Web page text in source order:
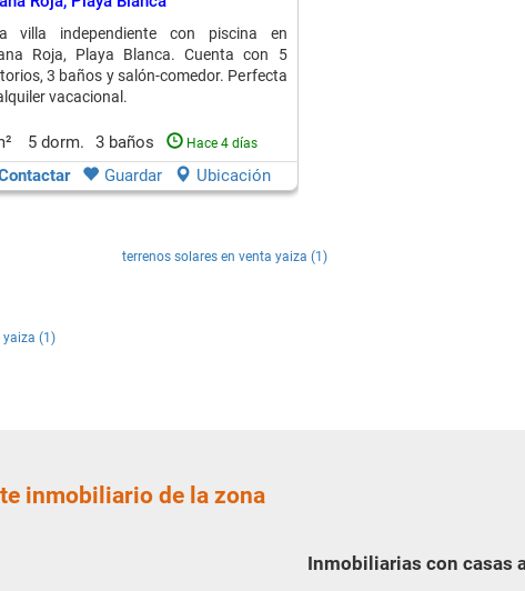
villa independiente con piscina en
Roja, Playa Blanca. Cuenta con 5
3 baños y salón-comedor. Perfecta
vacacional.
5 dorm. 3 baños Hace 4 días
Guardar Ubicación
terrenos solares en venta yaiza (1)
(1)
inmobiliario de la zona
Inmobiliarias con casas